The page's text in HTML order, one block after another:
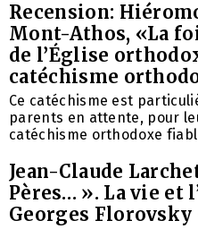
Recension:
Mont-Athos, «La
de l’Église
catéchisme
Ce catéchisme est
parents en attente, pour
catéchisme orthodoxe
Jean-Claude
Pères… ». La vie et
Georges Florovsky